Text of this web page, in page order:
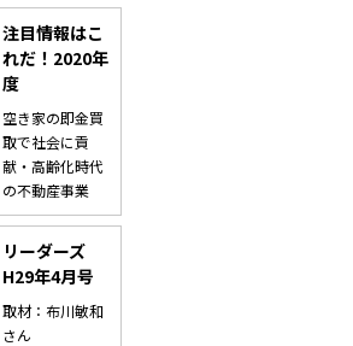
注目情報はこ
れだ！2020年
度
空き家の即金買
取で社会に貢
献・高齢化時代
の不動産事業
リーダーズ
H29年4月号
取材：布川敏和
さん